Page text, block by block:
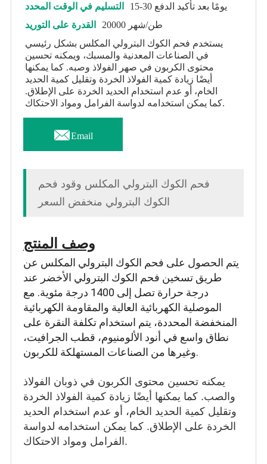
التسليم في الوقت المحدد
15-30 يومًا بعد تأكيد الدفع
القدرة على التوريد
20000 طن/شهر
يستخدم فحم الكوك البترولي المكلس بشكل رئيسي
في الصناعات المعدنية والمسبك، ويمكنه تحسين
محتوى الكربون في صهر الفولاذ وصبه. كما يمكنها
أيضًا زيادة كمية الفولاذ الخردة وتقليل كمية الحديد
الخام، أو عدم استخدام الحديد الخردة على الإطلاق.
كما يمكن استخدامه لدواسة الفرامل ومواد الاحتكاك.
Email
فحم الكوك البترولي المكلس وقود فحم
الكوك البترولي منخفض السعر
وصف المنتج
يتم الحصول على فحم الكوك البترولي المكلس عن
طريق تسخين فحم الكوك البترولي الأخضر عند
درجة حرارة تصل إلى 1400 درجة مئوية. مع
الموصلية الكهربائية العالية والمقاومة الكهربائية
المنخفضة المحددة، يتم استخدام تكلفة النقرة على
نطاق واسع في أنود الألومنيوم، قطب الجرافيت،
وغيرها من الصناعات المستهلكة للكربون.
يمكنه تحسين محتوى الكربون في ذوبان الفولاذ
والصب. كما يمكنها أيضًا زيادة كمية الفولاذ الخردة
وتقليل كمية الحديد الخام، أو عدم استخدام الحديد
الخردة على الإطلاق. كما يمكن استخدامه لدواسة
الفرامل ومواد الاحتكاك.